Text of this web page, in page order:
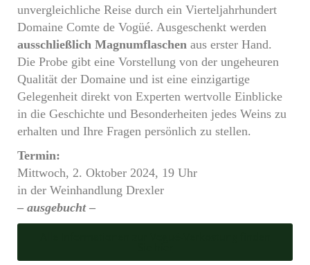
unvergleichliche Reise durch ein Vierteljahrhundert
Domaine Comte de Vogüé. Ausgeschenkt werden
ausschließlich Magnumflaschen aus erster Hand.
Die Probe gibt eine Vorstellung von der ungeheuren
Qualität der Domaine und ist eine einzigartige
Gelegenheit direkt von Experten wertvolle Einblicke
in die Geschichte und Besonderheiten jedes Weins zu
erhalten und Ihre Fragen persönlich zu stellen.
Termin:
Mittwoch, 2. Oktober 2024, 19 Uhr
in der Weinhandlung Drexler
– ausgebucht–